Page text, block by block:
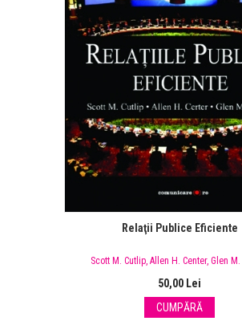
Relaţii Publice Eficiente
Scott M. Cutlip, Allen H. Center, Glen
50,00 Lei
CUMPĂRĂ